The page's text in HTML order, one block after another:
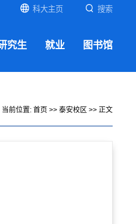
科大主页 搜索
究生 就业 图书馆
当前位置: 首页 >> 泰安校区 >> 正文